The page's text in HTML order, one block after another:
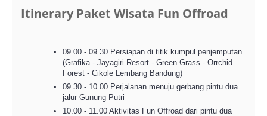
Itinerary Paket Wisata Fun Offroad
09.00 - 09.30 Persiapan di titik kumpul penjemputan
(Grafika - Jayagiri Resort - Green Grass - Orrchid
Forest - Cikole Lembang Bandung)
09.30 - 10.00 Perjalanan menuju gerbang pintu dua
jalur Gunung Putri
10.00 - 11.00 Aktivitas Fun Offroad dari pintu dua